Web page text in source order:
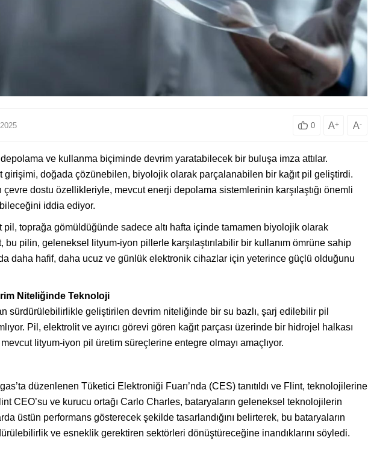
0 A+ A-
depolama ve kullanma biçiminde devrim yaratabilecek bir buluşa imza attılar.
girişimi, doğada çözünebilen, biyolojik olarak parçalanabilen bir kağıt pil geliştirdi.
dostu özellikleriyle, mevcut enerji depolama sistemlerinin karşılaştığı önemli
iddia ediyor.
pil, toprağa gömüldüğünde sadece altı hafta içinde tamamen biyolojik olarak
bu pilin, geleneksel lityum-iyon pillerle karşılaştırılabilir bir kullanım ömrüne sahip
daha hafif, daha ucuz ve günlük elektronik cihazlar için yeterince güçlü olduğunu
Niteliğinde Teknoloji
sürdürülebilirlikle geliştirilen devrim niteliğinde bir su bazlı, şarj edilebilir pil
Pil, elektrolit ve ayırıcı görevi gören kağıt parçası üzerinde bir hidrojel halkası
mevcut lityum-iyon pil üretim süreçlerine entegre olmayı amaçlıyor.
düzenlenen Tüketici Elektroniği Fuarı’nda (CES) tanıtıldı ve Flint, teknolojilerine
CEO’su ve kurucu ortağı Carlo Charles, bataryaların geleneksel teknolojilerin
üstün performans gösterecek şekilde tasarlandığını belirterek, bu bataryaların
ve esneklik gerektiren sektörleri dönüştüreceğine inandıklarını söyledi.